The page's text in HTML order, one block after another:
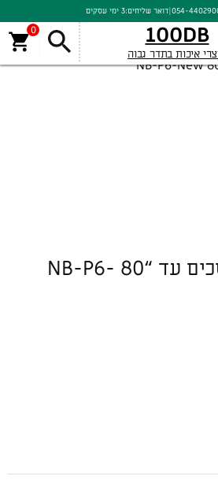
054-
|דואר שליחים:3 ימי עסקים
100DB
איכות בתדר גבוה
0
זרוע קצרה למסכים עד “80 NB-P6-